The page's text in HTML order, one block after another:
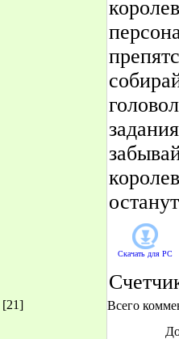
[21]
Скачать для PC
Всего